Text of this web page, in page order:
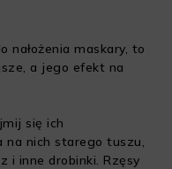
nałożenia maskary, to
a jego efekt na
się ich
nich starego tuszu,
i inne drobinki. Rzęsy